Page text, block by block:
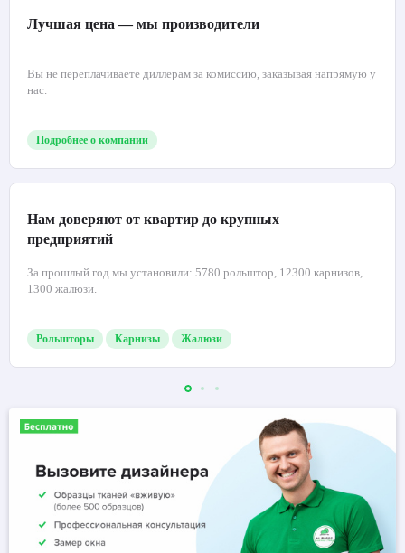
Лучшая цена — мы производители
Вы не переплачиваете диллерам за комиссию, заказывая напрямую у
нас.
Подробнее о компании
Нам доверяют от квартир до крупных
предприятий
За прошлый год мы установили: 5780 рольштор, 12300 карнизов,
1300 жалюзи.
Рольшторы Карнизы Жалюзи